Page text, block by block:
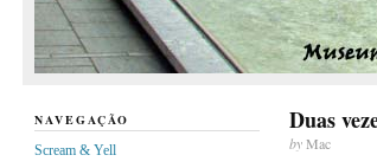
Duas
byMac
NAVEGAÇÃO
Scream & Yell